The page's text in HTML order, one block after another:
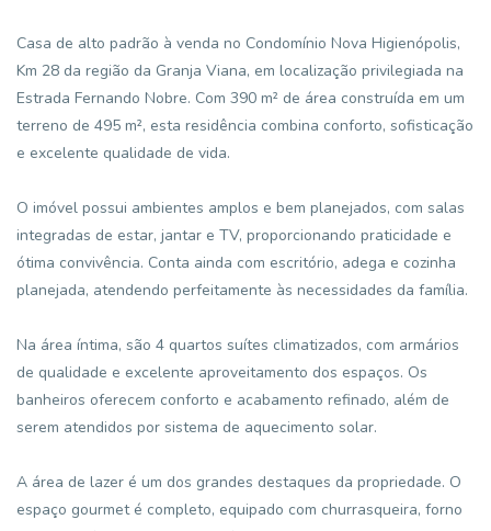
Casa de alto padrão à venda no Condomínio Nova Higienópolis,
Km 28 da região da Granja Viana, em localização privilegiada na
Estrada Fernando Nobre. Com 390 m² de área construída em um
terreno de 495 m², esta residência combina conforto, sofisticação
e excelente qualidade de vida.
O imóvel possui ambientes amplos e bem planejados, com salas
integradas de estar, jantar e TV, proporcionando praticidade e
ótima convivência. Conta ainda com escritório, adega e cozinha
planejada, atendendo perfeitamente às necessidades da família.
Na área íntima, são 4 quartos suítes climatizados, com armários
de qualidade e excelente aproveitamento dos espaços. Os
banheiros oferecem conforto e acabamento refinado, além de
serem atendidos por sistema de aquecimento solar.
A área de lazer é um dos grandes destaques da propriedade. O
espaço gourmet é completo, equipado com churrasqueira, forno